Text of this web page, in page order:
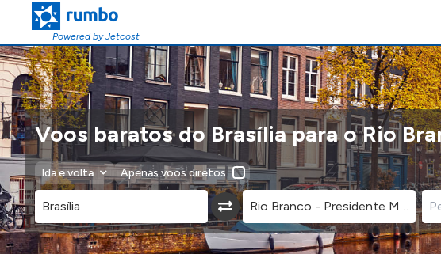
Powered by Jetcost
Voos baratos do Brasília para o Rio
Ida e volta Apenas voos diretos